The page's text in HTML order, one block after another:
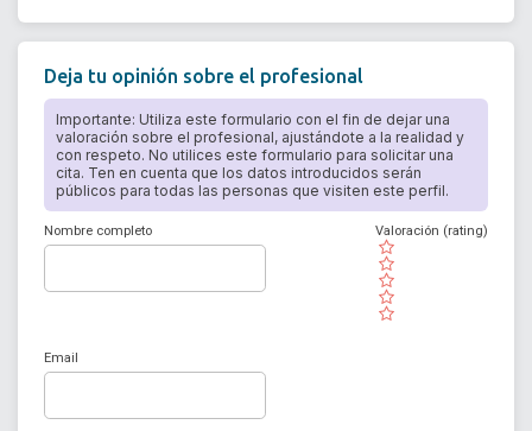
Deja tu opinión sobre el profesional
Importante: Utiliza este formulario con el fin de dejar una
valoración sobre el profesional, ajustándote a la realidad y
con respeto. No utilices este formulario para solicitar una
cita. Ten en cuenta que los datos introducidos serán
públicos para todas las personas que visiten este perfil.
Nombre completo
( )
( )
( )
( )
( )
Valoración (rating)
Email